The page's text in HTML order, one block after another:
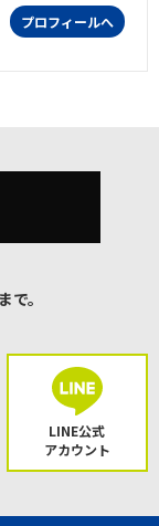
プロフィールへ
。
LINE公式
アカウント